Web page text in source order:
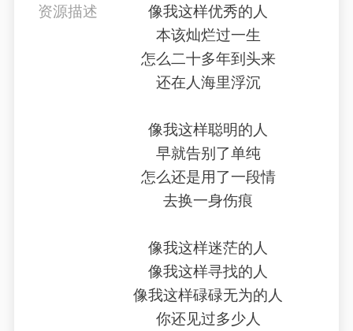
资源描述
像我这样优秀的人
本该灿烂过一生
怎么二十多年到头来
还在人海里浮沉
像我这样聪明的人
早就告别了单纯
怎么还是用了一段情
去换一身伤痕
像我这样迷茫的人
像我这样寻找的人
像我这样碌碌无为的人
你还见过多少人